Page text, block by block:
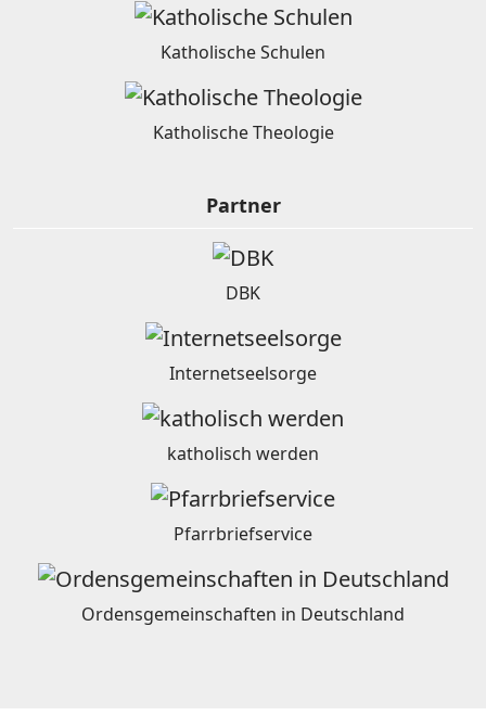
Katholische Schulen
Katholische Theologie
Partner
DBK
Internetseelsorge
katholisch werden
Pfarrbriefservice
Ordensgemeinschaften in Deutschland